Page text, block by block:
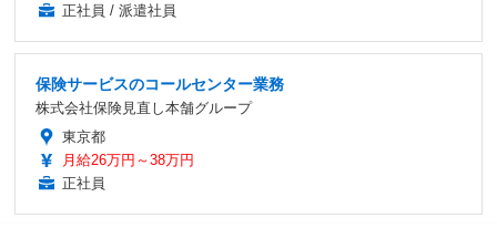
正社員 / 派遣社員
保険サービスのコールセンター業務
株式会社保険見直し本舗グループ
東京都
月給26万円～38万円
正社員